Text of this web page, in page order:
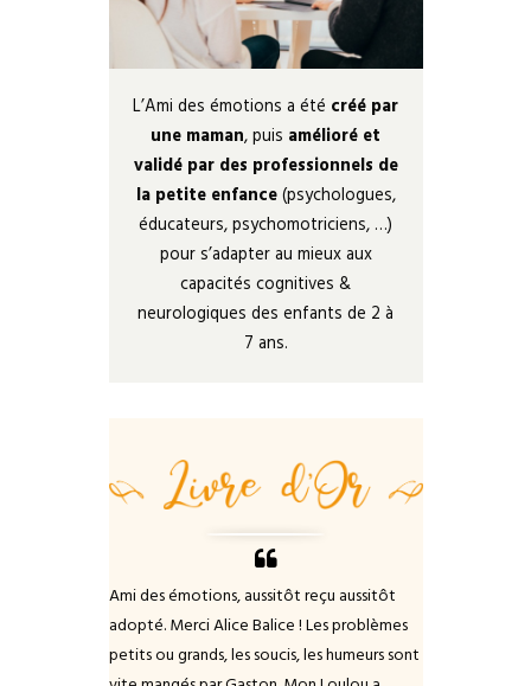
L’Ami des émotions a été créé par
une maman, puis amélioré et
validé par des professionnels de
la petite enfance(psychologues,
éducateurs, psychomotriciens, …)
pour s’adapter au mieux aux
capacités cognitives &
neurologiques des enfants de 2 à
7 ans.
Ami des émotions, aussitôt reçu aussitôt
adopté. Merci Alice Balice ! Les problèmes
petits ou grands, les soucis, les humeurs sont